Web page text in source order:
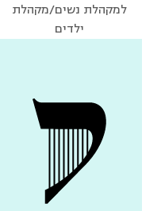
למקהלת נשים/מקהלת
ילדים